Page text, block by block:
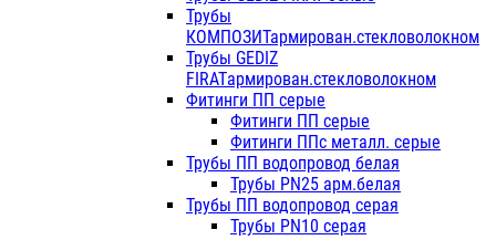
Трубы
КОМПОЗИТармирован.стекловолокном
Трубы GEDIZ
FIRATармирован.стекловолокном
Фитинги ПП серые
Фитинги ПП серые
Фитинги ППс металл. серые
Трубы ПП водопровод белая
Трубы PN25 арм.белая
Трубы ПП водопровод серая
Трубы PN10 серая